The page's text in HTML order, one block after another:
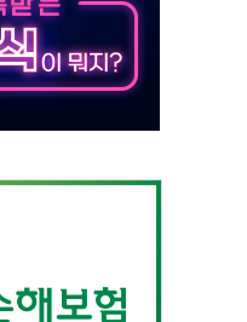
극화 심화
닝"